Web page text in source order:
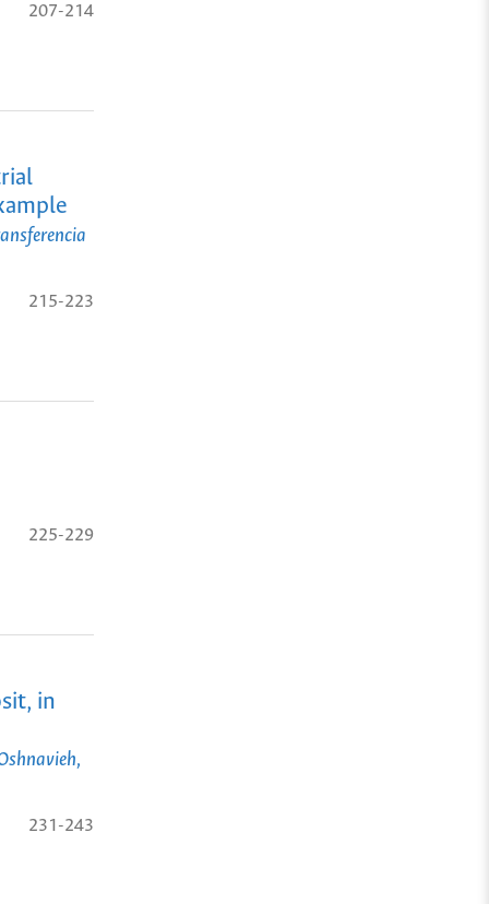
207-214
215-223
225-229
in
231-243